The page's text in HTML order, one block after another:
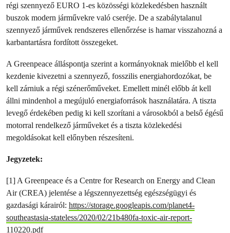
régi szennyező EURO 1-es közösségi közlekedésben használt
buszok modern járművekre való cseréje. De a szabálytalanul
szennyező járművek rendszeres ellenőrzése is hamar visszahozná a
karbantartásra fordított összegeket.
A Greenpeace álláspontja szerint a kormányoknak mielőbb el kell
kezdenie kivezetni a szennyező, fosszilis energiahordozókat, be
kell zárniuk a régi szénerőműveket. Emellett minél előbb át kell
állni mindenhol a megújuló energiaforrások használatára. A tiszta
levegő érdekében pedig ki kell szorítani a városokból a belső égésű
motorral rendelkező járműveket és a tiszta közlekedési
megoldásokat kell előnyben részesíteni.
Jegyzetek:
[1] A Greenpeace és a Centre for Research on Energy and Clean
Air (CREA) jelentése a légszennyezettség egészségügyi és
gazdasági kárairól: https://storage.googleapis.com/planet4-
southeastasia-stateless/2020/02/21b480fa-toxic-air-report-
110220.pdf